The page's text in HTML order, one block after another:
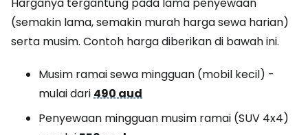
Harganya tergantung pada lama penyewaan
(semakin lama, semakin murah harga sewa harian)
serta musim. Contoh harga diberikan di bawah ini.
Musim ramai sewa mingguan (mobil kecil) -
mulai dari490 aud
Penyewaan mingguan musim ramai (SUV 4x4)